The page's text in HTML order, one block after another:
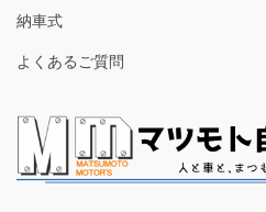
納車式
よくあるご質問